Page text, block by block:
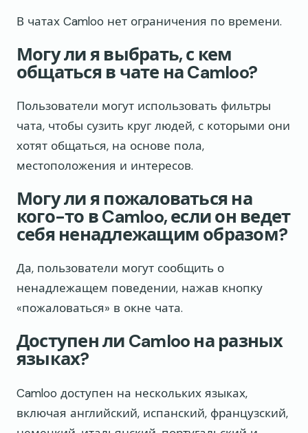
В чатах Camloo нет ограничения по времени.
Могу ли я выбрать, с кем
общаться в чате на Camloo?
Пользователи могут использовать фильтры
чата, чтобы сузить круг людей, с которыми они
хотят общаться, на основе пола,
местоположения и интересов.
Могу ли я пожаловаться на
кого-то в Camloo, если он ведет
себя ненадлежащим образом?
Да, пользователи могут сообщить о
ненадлежащем поведении, нажав кнопку
«пожаловаться» в окне чата.
Доступен ли Camloo на разных
языках?
Camloo доступен на нескольких языках,
включая английский, испанский, французский,